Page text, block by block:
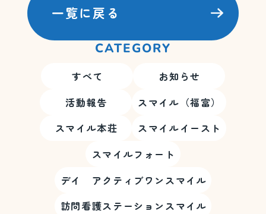
CATEGORY
すべて
お知らせ
活動報告
スマイル（福富）
スマイル本荘
スマイルイースト
スマイルフォート
デイ アクティブワンスマイル
訪問看護ステーションスマイル
一覧に戻る